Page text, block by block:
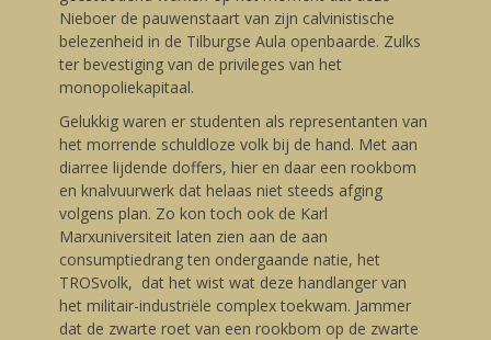
Nieboer de pauwenstaart van zijn calvinistische
belezenheid in de Tilburgse Aula openbaarde. Zulks
ter bevestiging van de privileges van het
monopoliekapitaal.
Gelukkig waren er studenten als representanten van
het morrende schuldloze volk bij de hand. Met aan
diarree lijdende doffers, hier en daar een rookbom
en knalvuurwerk dat helaas niet steeds afging
volgens plan. Zo kon toch ook de Karl
Marxuniversiteit laten zien aan de aan
consumptiedrang ten ondergaande natie, het
TROSvolk, dat het wist wat deze handlanger van
het militair-industriële complex toekwam. Jammer
dat de zwarte roet van een rookbom op de zwarte